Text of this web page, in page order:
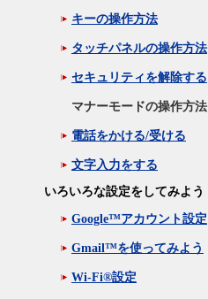
キーの操作方法
タッチパネルの操作方法
セキュリティを解除する
マナーモードの操作方法
電話をかける/受ける
文字入力をする
いろいろな設定をしてみよう
Google™アカウント設定
Gmail™を使ってみよう
Wi-Fi®設定